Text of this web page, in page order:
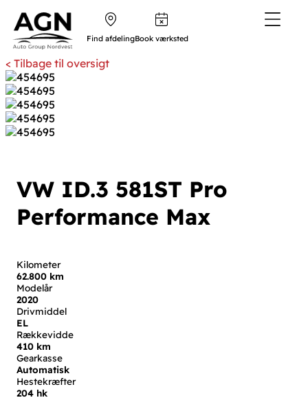
Find afdelingBook værksted
< Tilbage til oversigt
VW ID.3 581ST Pro
Performance Max
Kilometer
62.800 km
Modelår
2020
Drivmiddel
EL
Rækkevidde
410 km
Gearkasse
Automatisk
Hestekræfter
204 hk